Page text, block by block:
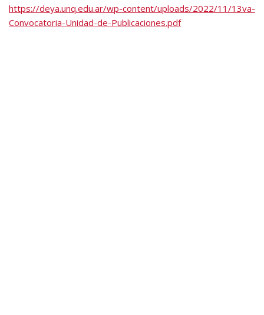
https://deya.unq.edu.ar/wp-content/uploads/2022/11/13va-
Convocatoria-Unidad-de-Publicaciones.pdf